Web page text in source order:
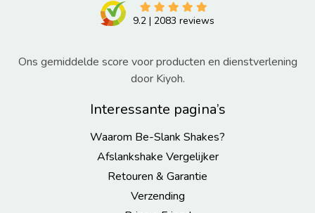
9.2 | 2083 reviews
Ons gemiddelde score voor producten en dienstverlening
door Kiyoh.
Interessante pagina’s
Waarom Be-Slank Shakes?
Afslankshake Vergelijker
Retouren & Garantie
Verzending